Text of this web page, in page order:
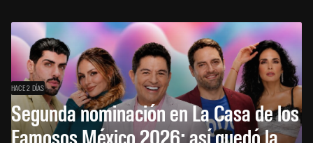
HACE 2 DÍAS
Segunda nominación en La Casa de los
Famosos México 2026: así quedó la